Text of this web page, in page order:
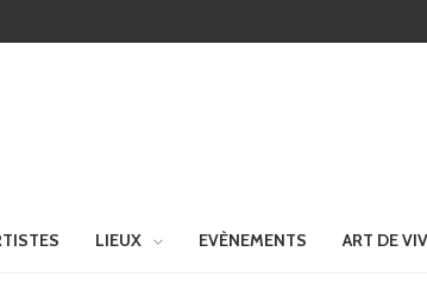
LIEUX EVÈNEMENTS ART DE